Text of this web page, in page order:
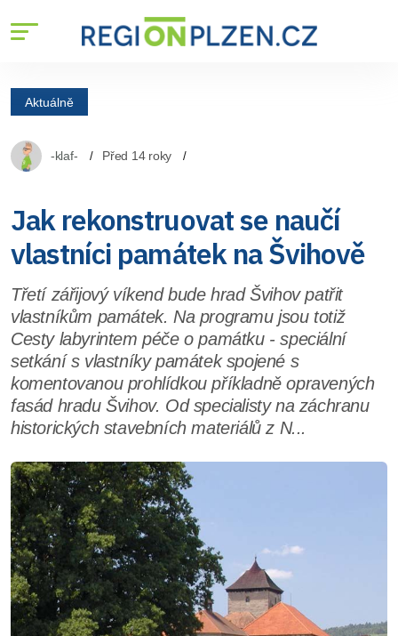
Aktuálně
-klaf- Před 14 roky
Jak rekonstruovat se naučí
vlastníci památek na Švihově
Třetí zářijový víkend bude hrad Švihov patřit
vlastníkům památek. Na programu jsou totiž
Cesty labyrintem péče o památku - speciální
setkání s vlastníky památek spojené s
komentovanou prohlídkou příkladně opravených
fasád hradu Švihov. Od specialisty na záchranu
historických stavebních materiálů z N...